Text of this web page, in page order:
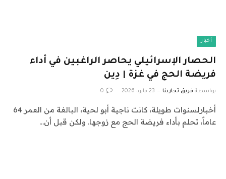
أخبار
الحصار الإسرائيلي يحاصر الراغبين في أداء
فريضة الحج في غزة | دِين
بواسطة فريق تجاربنا 23 مايو، 2026 0
أخبارلسنوات طويلة، كانت ناجية أبو لحية، البالغة من العمر 64
عاماً، تحلم بأداء فريضة الحج مع زوجها. ولكن قبل أن…